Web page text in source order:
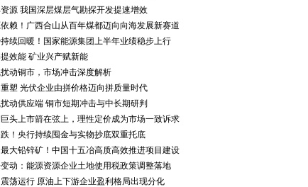
源 我国深层煤层气勘探开发提速增效
赖！广西合山从百年煤都迈向向海发展新赛道
续回暖！国家能源集团上半年业绩稳步上行
效能 矿业兴产赋新能
动铜市，市场冲击深度解析
塑 光伏企业由拼价格迈向拼质量时代
动供应端 铜市短期冲击与中长期研判
头上市箭在弦上，理性定价成为市场一致诉求
！央行持续囤金与实物抄底双重托底
大铅锌矿！中国十五冶高质高效推进项目建设
动：能源资源企业土地使用税政策调整落地
荡运行 原油上下游企业盈利格局出现分化